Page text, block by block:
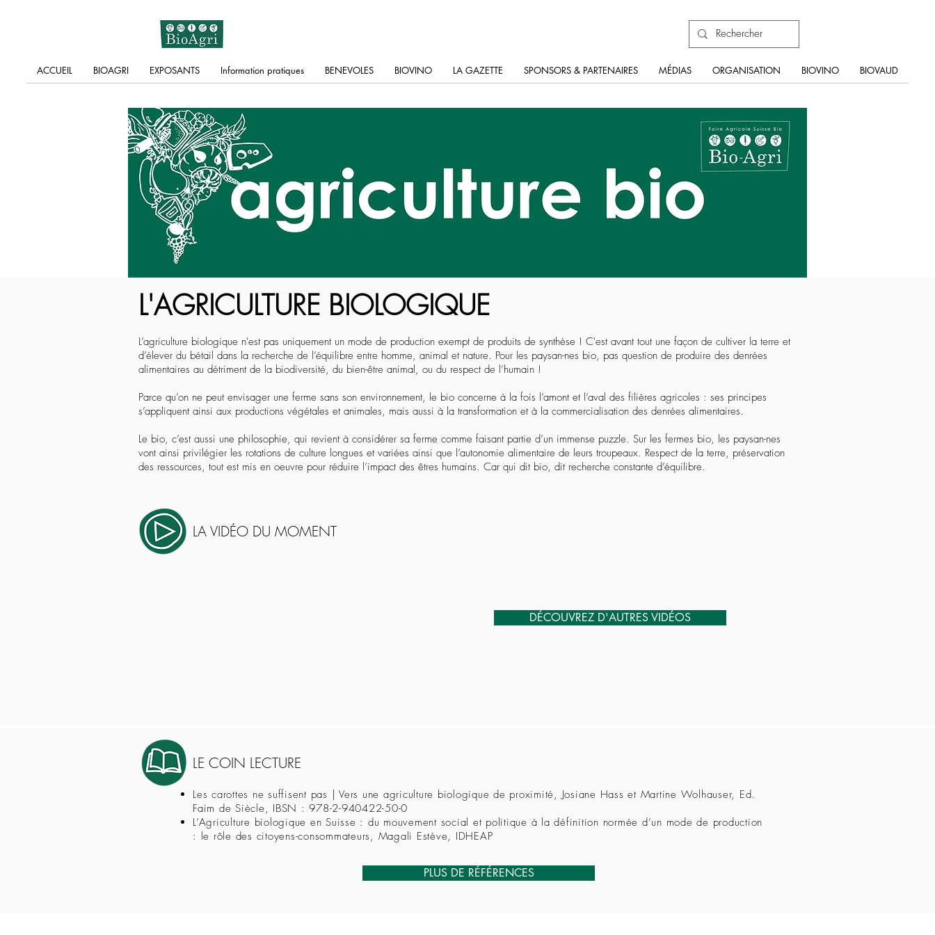
ACCUEIL BIOAGRI EXPOSANTS Information pratiques BENEVOLES BIOVINO LA GAZETTE SPONSORS & PARTENAIRES MÉDIAS ORGANISATION BIOVINO BIOVAUD
L'AGRICULTURE BIOLOGIQUE
L’agriculture biologique n'est pas uniquement un mode de production exempt de produits de synthèse ! C'est avant tout une façon de cultiver la terre et
d’élever du bétail dans la recherche de l’équilibre entre homme, animal et nature. Pour les paysan-nes bio, pas question de produire des denrées
alimentaires au détriment de la biodiversité, du bien-être animal, ou du respect de l’humain !
Parce qu’on ne peut envisager une ferme sans son environnement, le bio concerne à la fois l’amont et l’aval des filières agricoles : ses principes
s’appliquent ainsi aux productions végétales et animales, mais aussi à la transformation et à la commercialisation des denrées alimentaires.
Le bio, c’est aussi une philosophie, qui revient à considérer sa ferme comme faisant partie d’un immense puzzle. Sur les fermes bio, les paysan-nes
vont ainsi privilégier les rotations de culture longues et variées ainsi que l’autonomie alimentaire de leurs troupeaux. Respect de la terre, préservation
des ressources, tout est mis en oeuvre pour réduire l’impact des êtres humains. Car qui dit bio, dit recherche constante d’équilibre.
LA VIDÉO DU MOMENT
DÉCOUVREZ D'AUTRES VIDÉOS
LE COIN LECTURE
Les carottes ne suffisent pas | Vers une agriculture biologique de proximité, Josiane Hass et Martine Wolhauser, Ed.
Faim de Siècle, IBSN : 978-2-940422-50-0
L’Agriculture biologique en Suisse : du mouvement social et politique à la définition normée d’un mode de production
: le rôle des citoyens-consommateurs, Magali Estève, IDHEAP
PLUS DE RÉFÉRENCES